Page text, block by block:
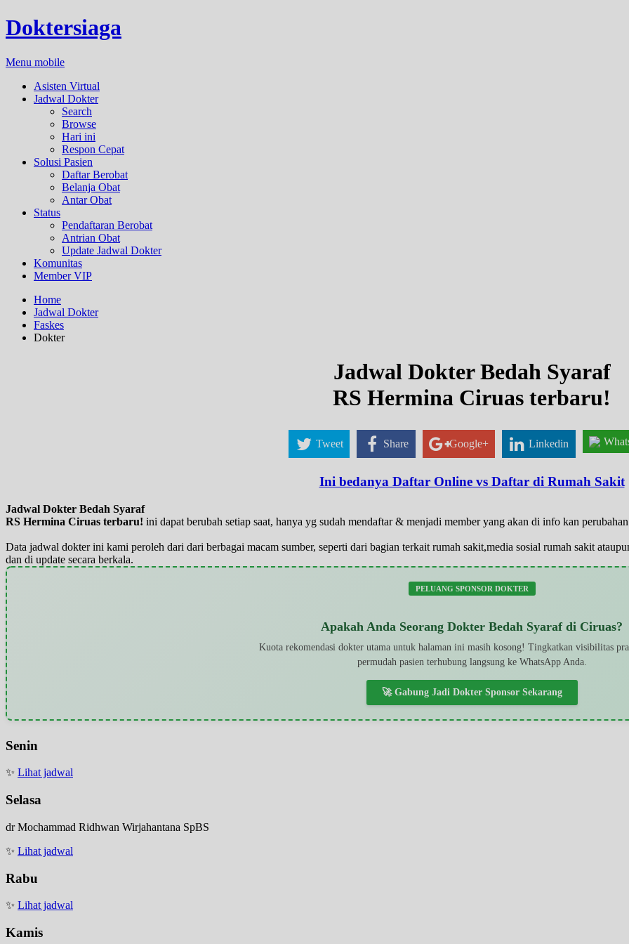
Doktersiaga
Menu mobile
Asisten Virtual
Jadwal Dokter
Search
Browse
Hari ini
Respon Cepat
Solusi Pasien
Daftar Berobat
Belanja Obat
Antar Obat
Status
Pendaftaran Berobat
Antrian Obat
Update Jadwal Dokter
Komunitas
Member VIP
Home
Jadwal Dokter
Faskes
Dokter
Jadwal Dokter Bedah Syaraf
RS Hermina Ciruas terbaru!
Tweet Share Google+ Linkedin
Ini bedanya Daftar Online vs Daftar di Rumah Sakit
Jadwal Dokter Bedah Syaraf
RS Hermina Ciruas terbaru! ini dapat berubah setiap saat, hanya yg sudah mendaftar & menjadi member yang akan di info kan
Data jadwal dokter ini kami peroleh dari dari berbagai macam sumber, seperti dari bagian terkait rumah sakit,media sosial rumah sakit
dan di update secara berkala.
PELUANG SPONSOR DOKTER
Apakah Anda Seorang Dokter Bedah Syaraf di Ciruas?
Kuota rekomendasi dokter utama untuk halaman ini masih kosong! Tingkatkan visibilitas
permudah pasien terhubung langsung ke WhatsApp Anda.
🚀 Gabung Jadi Dokter Sponsor Sekarang
Senin
✨ Lihat jadwal
Selasa
dr Mochammad Ridhwan Wirjahantana SpBS
✨ Lihat jadwal
Rabu
✨ Lihat jadwal
Kamis